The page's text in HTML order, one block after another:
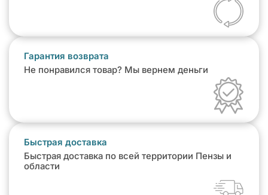
Гарантия возврата
Не понравился товар? Мы вернем деньги
Быстрая доставка
Быстрая доставка по всей территории Пензы и
области